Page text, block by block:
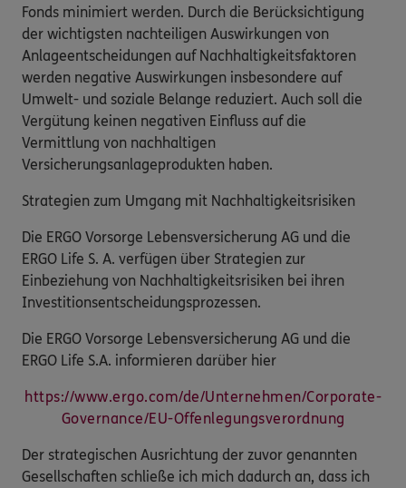
Fonds minimiert werden. Durch die Berücksichtigung
der wichtigsten nachteiligen Auswirkungen von
Anlageentscheidungen auf Nachhaltigkeitsfaktoren
werden negative Auswirkungen insbesondere auf
Umwelt- und soziale Belange reduziert. Auch soll die
Vergütung keinen negativen Einfluss auf die
Vermittlung von nachhaltigen
Versicherungsanlageprodukten haben.
Strategien zum Umgang mit Nachhaltigkeitsrisiken
Die ERGO Vorsorge Lebensversicherung AG und die
ERGO Life S. A. verfügen über Strategien zur
Einbeziehung von Nachhaltigkeitsrisiken bei ihren
Investitionsentscheidungsprozessen.
Die ERGO Vorsorge Lebensversicherung AG und die
ERGO Life S.A. informieren darüber hier
https://www.ergo.com/de/Unternehmen/Corporate-
Governance/EU-Offenlegungsverordnung
Der strategischen Ausrichtung der zuvor genannten
Gesellschaften schließe ich mich dadurch an, dass ich